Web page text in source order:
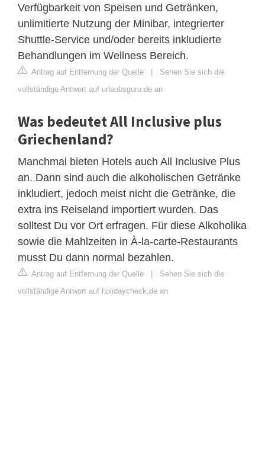
Verfügbarkeit von Speisen und Getränken,
unlimitierte Nutzung der Minibar, integrierter
Shuttle-Service und/oder bereits inkludierte
Behandlungen im Wellness Bereich.
Antrag auf Entfernung der Quelle | Sehen Sie sich die
vollständige Antwort auf urlaubsguru.de an
Was bedeutet All Inclusive plus
Griechenland?
Manchmal bieten Hotels auch All Inclusive Plus
an. Dann sind auch die alkoholischen Getränke
inkludiert, jedoch meist nicht die Getränke, die
extra ins Reiseland importiert wurden. Das
solltest Du vor Ort erfragen. Für diese Alkoholika
sowie die Mahlzeiten in À-la-carte-Restaurants
musst Du dann normal bezahlen.
Antrag auf Entfernung der Quelle | Sehen Sie sich die
vollständige Antwort auf holidaycheck.de an